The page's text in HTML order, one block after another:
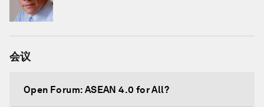
会议
Open Forum: ASEAN 4.0 for All?